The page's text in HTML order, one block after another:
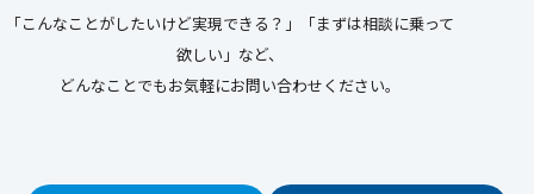
「こんなことがしたいけど実現できる？」「まずは相談に乗って
欲しい」など、
どんなことでもお気軽にお問い合わせください。